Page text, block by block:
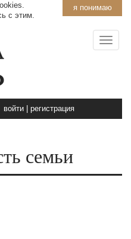
я понимаю
с этим.
войти регистрация
семьи